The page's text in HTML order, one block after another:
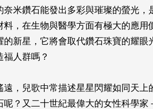
米鑽石能發出多彩與璀璨的螢光，
料，在生物與醫學方面有極大的應用
新星，它將會取代鑽石珠寶的耀眼
人群嗎？
，兒歌中常描述星星閃耀如同天上
呢？又二十世紀最偉大的女性科學家